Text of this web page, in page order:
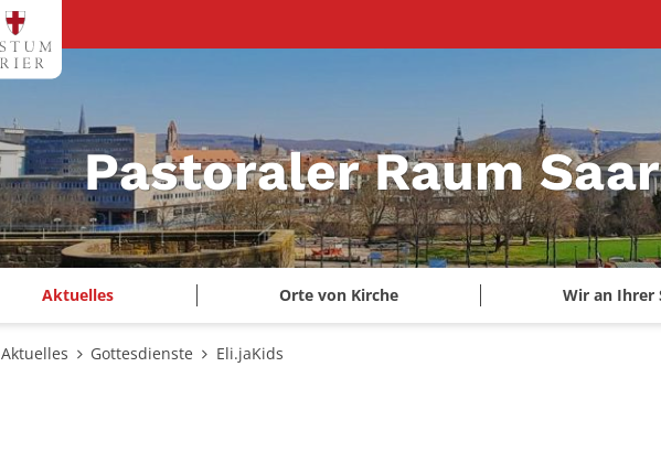
Pastoraler Raum
Aktuelles Orte von Kirche Wir an Ihrer
Aktuelles Gottesdienste Eli.jaKids